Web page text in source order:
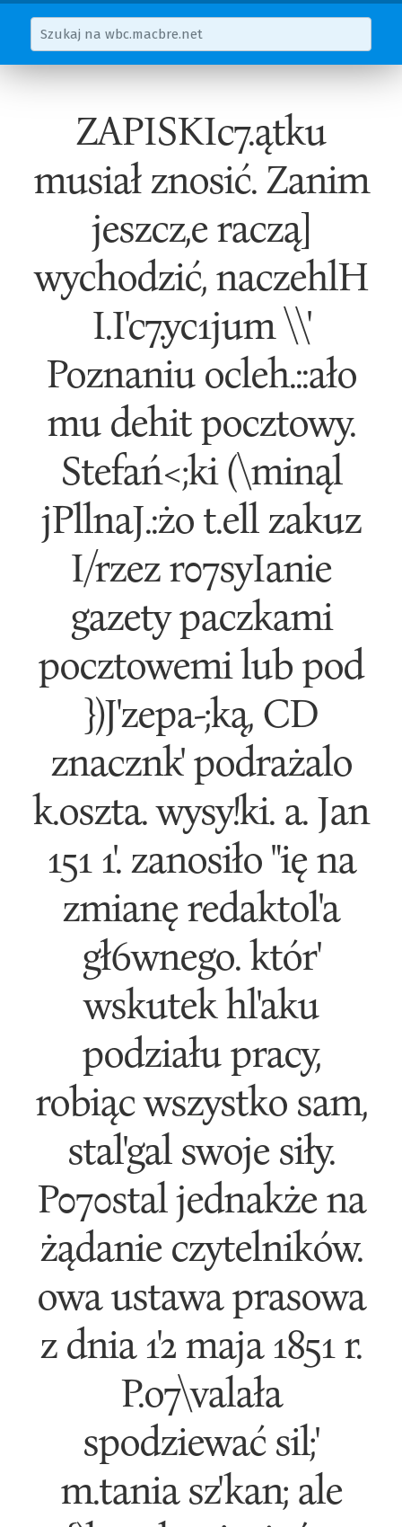
ZAPISKIc7.ątku
musiał znosić. Zanim
jeszcz,e raczą]
wychodzić, naczehlH
I.I'c7.yc1jum \\'
Poznaniu ocleh.::ało
mu dehit pocztowy.
Stefań<;ki (\minąl
jPllnaJ.:żo t.ell zakuz
I/rzez r07syIanie
gazety paczkami
pocztowemi lub pod
})J'zepa-;ką, CD
znacznk' podrażalo
k.oszta. wysy!ki. a. Jan
151 1'. zanosiło "ię na
zmianę redaktol'a
gł6wnego. któr'
wskutek hl'aku
podziału pracy,
robiąc wszystko sam,
stal'gal swoje siły.
P070stal jednakże na
żądanie czytelników.
owa ustawa prasowa
z dnia 1'2 maja 1851 r.
P.o7\valała
spodziewać sil;'
m.tania sz'kan; ale